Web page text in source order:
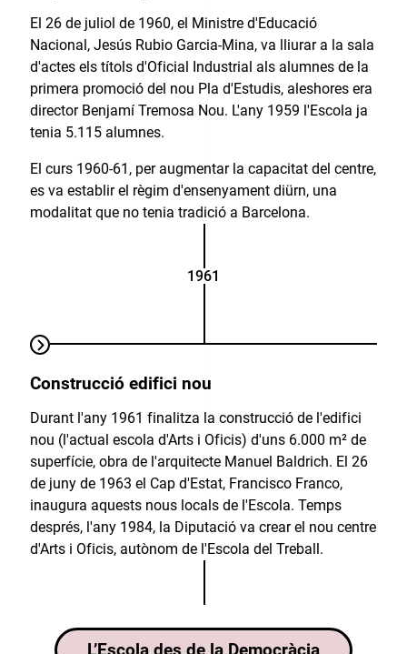
El 26 de juliol de 1960, el Ministre d'Educació
Nacional, Jesús Rubio Garcia-Mina, va lliurar a la sala
d'actes els títols d'Oficial Industrial als alumnes de la
primera promoció del nou Pla d'Estudis, aleshores era
director Benjamí Tremosa Nou. L'any 1959 l'Escola ja
tenia 5.115 alumnes.
El curs 1960-61, per augmentar la capacitat del centre,
es va establir el règim d'ensenyament diürn, una
modalitat que no tenia tradició a Barcelona.
1961
Construcció edifici nou
Durant l'any 1961 finalitza la construcció de l'edifici
nou (l'actual escola d'Arts i Oficis) d'uns 6.000 m² de
superfície, obra de l'arquitecte Manuel Baldrich. El 26
de juny de 1963 el Cap d'Estat, Francisco Franco,
inaugura aquests nous locals de l'Escola. Temps
després, l'any 1984, la Diputació va crear el nou centre
d'Arts i Oficis, autònom de l'Escola del Treball.